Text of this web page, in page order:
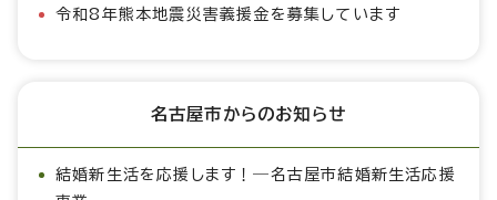
令和8年熊本地震災害義援金を募集しています
名古屋市からのお知らせ
結婚新生活を応援します！―名古屋市結婚新生活応援